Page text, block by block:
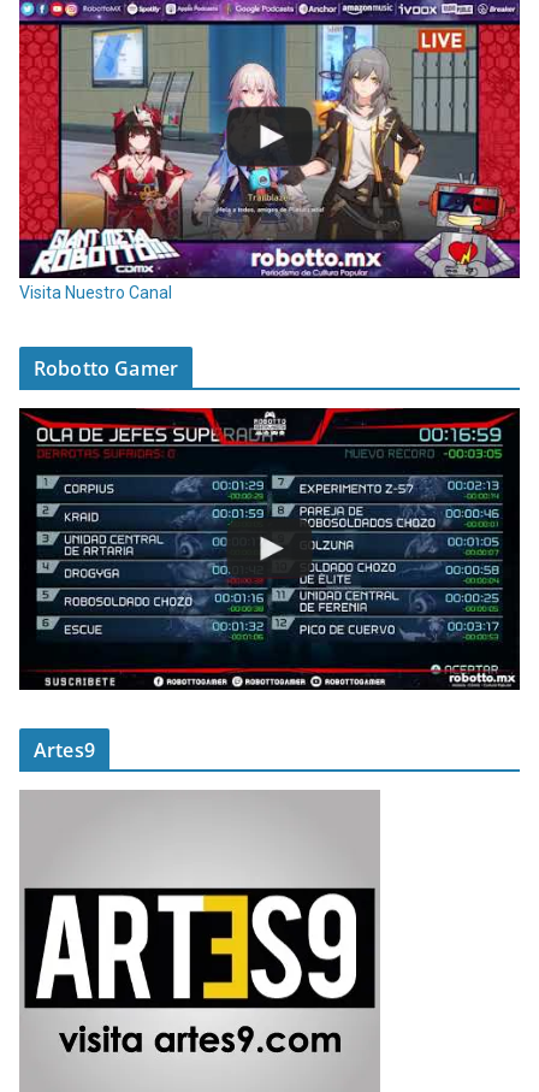
Visita Nuestro Canal
Robotto Gamer
Artes9